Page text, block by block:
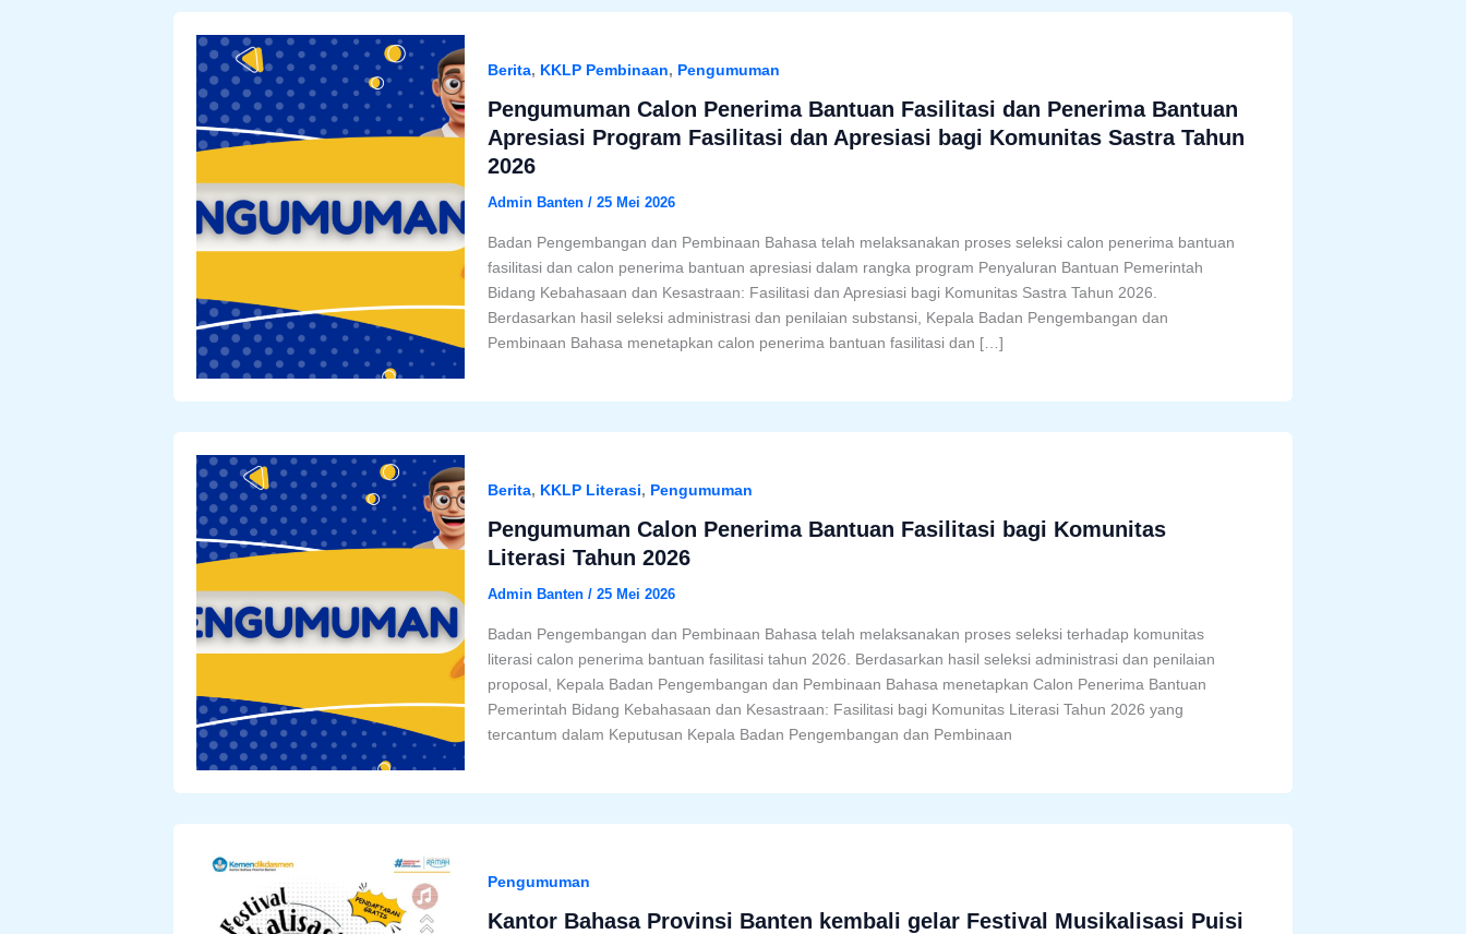
Berita, KKLP Pembinaan, Pengumuman
Pengumuman Calon Penerima Bantuan Fasilitasi dan Penerima Bantuan
Apresiasi Program Fasilitasi dan Apresiasi bagi Komunitas Sastra Tahun
2026
Admin Banten / 25 Mei 2026
Badan Pengembangan dan Pembinaan Bahasa telah melaksanakan proses seleksi calon penerima bantuan
fasilitasi dan calon penerima bantuan apresiasi dalam rangka program Penyaluran Bantuan Pemerintah
Bidang Kebahasaan dan Kesastraan: Fasilitasi dan Apresiasi bagi Komunitas Sastra Tahun 2026.
Berdasarkan hasil seleksi administrasi dan penilaian substansi, Kepala Badan Pengembangan dan
Pembinaan Bahasa menetapkan calon penerima bantuan fasilitasi dan […]
Berita, KKLP Literasi, Pengumuman
Pengumuman Calon Penerima Bantuan Fasilitasi bagi Komunitas
Literasi Tahun 2026
Admin Banten / 25 Mei 2026
Badan Pengembangan dan Pembinaan Bahasa telah melaksanakan proses seleksi terhadap komunitas
literasi calon penerima bantuan fasilitasi tahun 2026. Berdasarkan hasil seleksi administrasi dan penilaian
proposal, Kepala Badan Pengembangan dan Pembinaan Bahasa menetapkan Calon Penerima Bantuan
Pemerintah Bidang Kebahasaan dan Kesastraan: Fasilitasi bagi Komunitas Literasi Tahun 2026 yang
tercantum dalam Keputusan Kepala Badan Pengembangan dan Pembinaan
Pengumuman
Kantor Bahasa Provinsi Banten kembali gelar Festival Musikalisasi Puisi